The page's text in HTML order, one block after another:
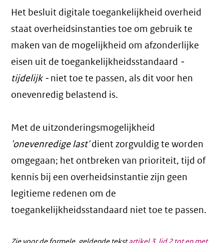
Het besluit digitale toegankelijkheid overheid
staat overheidsinstanties toe om gebruik te
maken van de mogelijkheid om afzonderlijke
eisen uit de toegankelijkheidsstandaard -
tijdelijk - niet toe te passen, als dit voor hen
onevenredig belastend is.
Met de uitzonderingsmogelijkheid
'onevenredige last'dient zorgvuldig te worden
omgegaan; het ontbreken van prioriteit, tijd of
kennis bij een overheidsinstantie zijn geen
legitieme redenen om de
toegankelijkheidsstandaard niet toe te passen.